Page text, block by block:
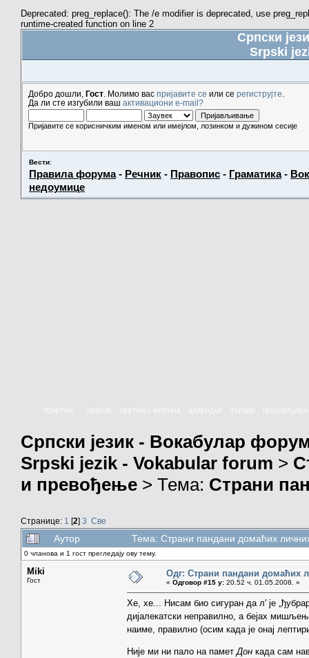
Deprecated: preg_replace(): The /e modifier is deprecated, use
runtime-created function on line 2
Српски
Srpski
Добро дошли, Гост . Молимо вас пријавите се или се региструјте
Да ли сте изгубили ваш активациони e-mail?
Пријавите се корисничким именом или имејлом, лозинком и дужином сесије
Вести:
Правила форума- Речник - Правопис - Граматика-
недоумице
КАЛЕНДАР
Српски језик - Вокабулар
Srpski jezik - Vokabular forum >
и превођење > Тема: Страни
Странице: 1 [2] 3 Све
Аутор Тема: Страни пандани домаћих
0 чланова и 1 гост прегледају ову тему.
Miki
Гост
Одг: Страни пандани домаћих
« Одговор #15 у: 20.52 ч. 01.05.2008. »
Хе, хе... Нисам био сигуран да л' је
дијалекатски неправилно, а бејах
наиме, правилно (осим када је онај
Није ми ни пало на памет Дон када сам